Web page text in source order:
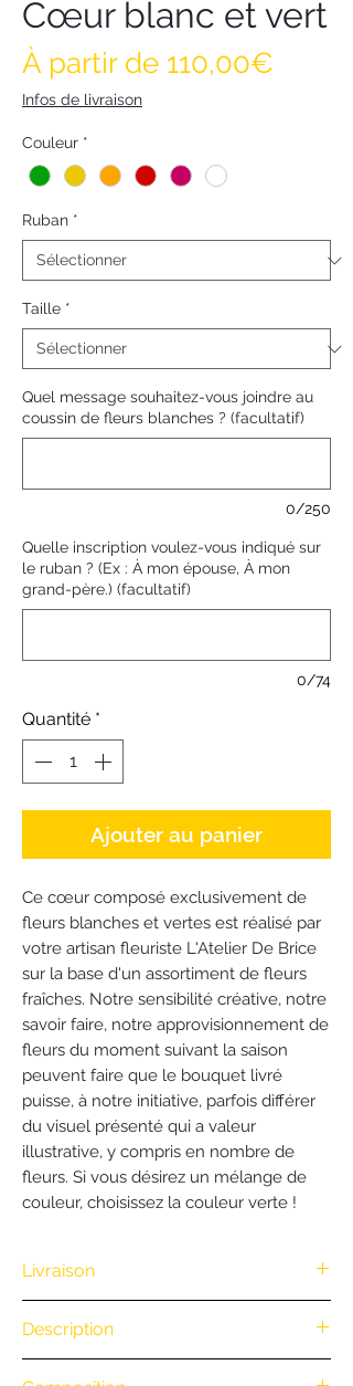
Cœur blanc et vert
À partir de 110,00€
Infos de livraison
Couleur *
Ruban *
Taille *
Quel message souhaitez-vous joindre au
coussin de fleurs blanches ? (facultatif)
0/250
Quelle inscription voulez-vous indiqué sur
le ruban ? (Ex : À mon épouse, À mon
grand-père.) (facultatif)
0/74
Quantité *
Ajouter au panier
Ce cœur composé exclusivement de
fleurs blanches et vertes est réalisé par
votre artisan fleuriste L'Atelier De Brice
sur la base d'un assortiment de fleurs
fraîches. Notre sensibilité créative, notre
savoir faire, notre approvisionnement de
fleurs du moment suivant la saison
peuvent faire que le bouquet livré
puisse, à notre initiative, parfois différer
du visuel présenté qui a valeur
illustrative, y compris en nombre de
fleurs. Si vous désirez un mélange de
couleur, choisissez la couleur verte !
Livraison
100€ d'achat. (Exclusivité Web non
valable pour une commande
Description